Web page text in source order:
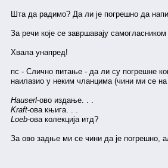
Шта да радимо? Да ли је погрешно да
За речи које се завршавају
Хвала унапред!
пс - Слично питање - да ли су погрешне
наилазио у неким чланцима (чини ми се
Hauserl-ово издање. . .
Kraft-ова књига. . .
Loeb-ова колекција итд?
За ово задње ми се чини да је погрешно,